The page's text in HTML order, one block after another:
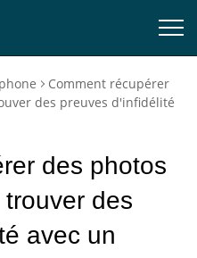
Comment récupérer
des preuves d'infidélité
des photos
des
avec un